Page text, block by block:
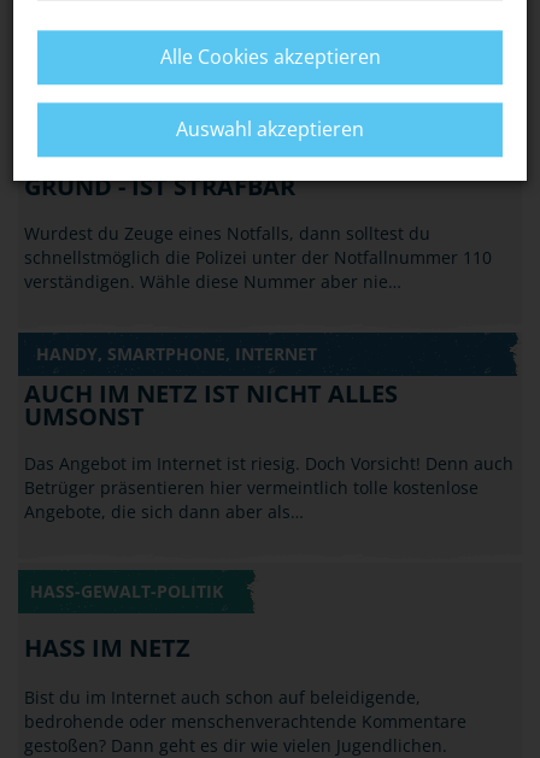
AUCH DAS IST STRAFBAR
EINFACH SO DIE POLIZEI RUFEN - OHNE
GRUND - IST STRAFBAR
Wurdest du Zeuge eines Notfalls, dann solltest du
schnellstmöglich die Polizei unter der Notfallnummer 110
verständigen. Wähle diese Nummer aber nie…
HANDY, SMARTPHONE, INTERNET
AUCH IM NETZ IST NICHT ALLES
UMSONST
Das Angebot im Internet ist riesig. Doch Vorsicht! Denn auch
Betrüger präsentieren hier vermeintlich tolle kostenlose
Angebote, die sich dann aber als…
HASS-GEWALT-POLITIK
HASS IM NETZ
Bist du im Internet auch schon auf beleidigende,
bedrohende oder menschenverachtende Kommentare
gestoßen? Dann geht es dir wie vielen Jugendlichen.
Alle Cookies akzeptieren
Auswahl akzeptieren